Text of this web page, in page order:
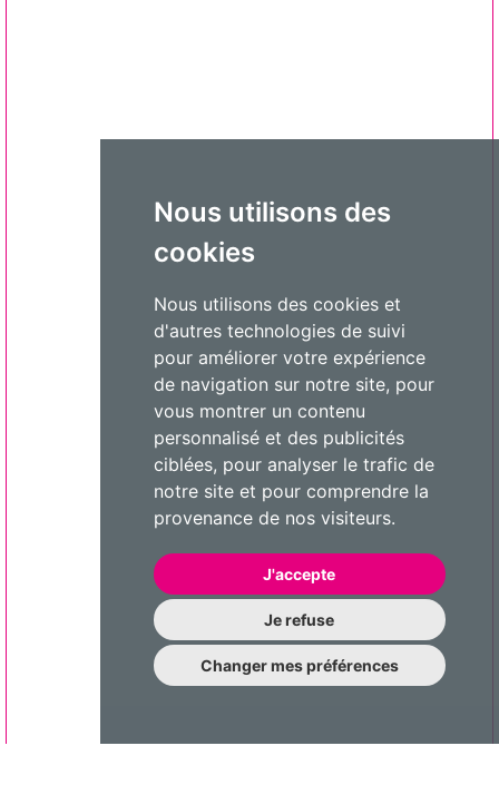
Nous utilisons des
cookies
Nous utilisons des cookies et
d'autres technologies de suivi
pour améliorer votre expérience
de navigation sur notre site, pour
vous montrer un contenu
personnalisé et des publicités
ciblées, pour analyser le trafic de
notre site et pour comprendre la
provenance de nos visiteurs.
J'accepte
Je refuse
Changer mes préférences